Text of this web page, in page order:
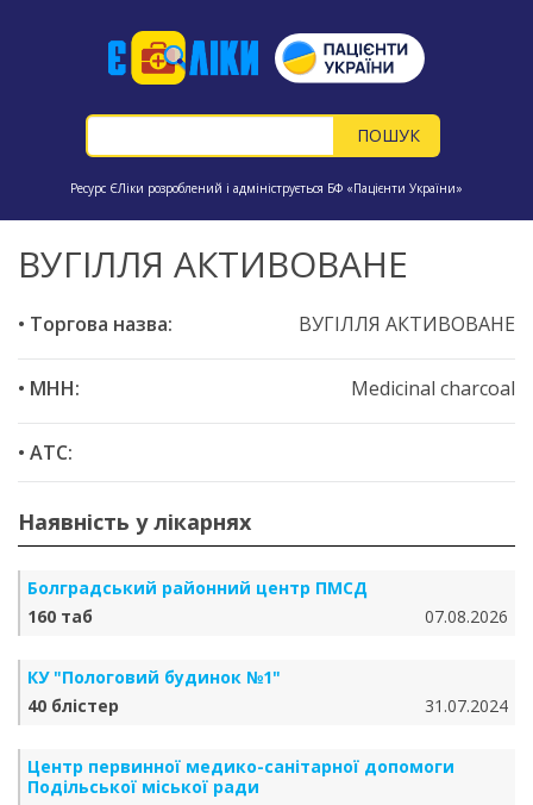
Ресурс ЄЛіки розроблений і адмініструється БФ «Пацієнти України»
ВУГІЛЛЯ АКТИВОВАНЕ
• Торгова назва: ВУГІЛЛЯ АКТИВОВАНЕ
• МНН: Medicinal charcoal
• ATC:
Наявність у лікарнях
Болградський районний центр ПМСД
160 таб
07.08.2026
КУ "Пологовий будинок №1"
40 блістер
31.07.2024
Центр первинної медико-санітарної допомоги
Подільської міської ради